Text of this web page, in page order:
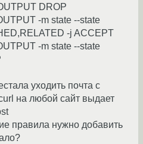
DROP
-m state --state
-j ACCEPT
-m state --state
уходить почта с
на любой сайт выдает
правила нужно добавить